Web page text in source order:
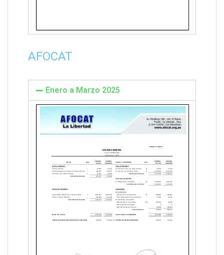
AFOCAT
Enero a Marzo 2025